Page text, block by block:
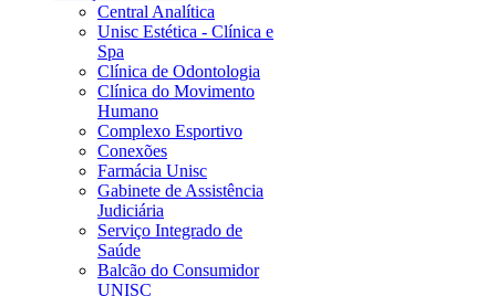
Central Analítica
Unisc Estética - Clínica e
Spa
Clínica de Odontologia
Clínica do Movimento
Humano
Complexo Esportivo
Conexões
Farmácia Unisc
Gabinete de Assistência
Judiciária
Serviço Integrado de
Saúde
Balcão do Consumidor
UNISC